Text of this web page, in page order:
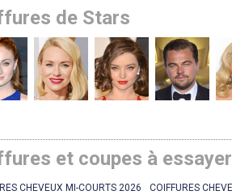
de Stars
et coupes à
CHEVEUX MI-COURTS 2026
COIFFURES